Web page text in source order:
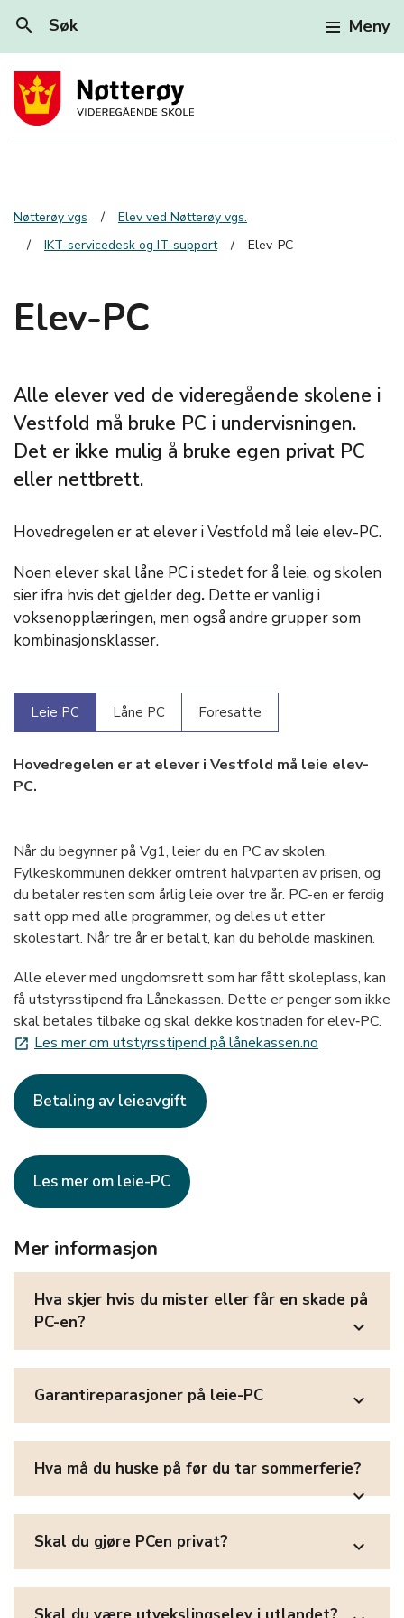
search Søk Meny
Nøtterøy vgs
Elev ved Nøtterøy vgs.
IKT-servicedesk og IT-support
Elev-PC
Elev-PC
Alle elever ved de videregående skolene i
Vestfold må bruke PC i undervisningen.
Det er ikke mulig å bruke egen privat PC
eller nettbrett.
Hovedregelen er at elever i Vestfold må leie elev-PC.
Noen elever skal låne PC i stedet for å leie, og skolen
sier ifra hvis det gjelder deg. Dette er vanlig i
voksenopplæringen, men også andre grupper som
kombinasjonsklasser.
Leie PC Låne PC Foresatte
Hovedregelen er at elever i Vestfold må leie elev-
PC.
Når du begynner på Vg1, leier du en PC av skolen.
Fylkeskommunen dekker omtrent halvparten av prisen, og
du betaler resten som årlig leie over tre år. PC-en er ferdig
satt opp med alle programmer, og deles ut etter
skolestart. Når tre år er betalt, kan du beholde maskinen.
Alle elever med ungdomsrett som har fått skoleplass, kan
få utstyrsstipend fra Lånekassen. Dette er penger som ikke
skal betales tilbake og skal dekke kostnaden for elev‑PC.
launch Les mer om utstyrsstipend på lånekassen.no
Betaling av leieavgift
Les mer om leie-PC
Mer informasjon
Hva skjer hvis du mister eller får en skade på
PC-en?
expand_more
Garantireparasjoner på leie-PC expand_more
Hva må du huske på før du tar sommerferie?
expand_more
Skal du gjøre PCen privat? expand_more